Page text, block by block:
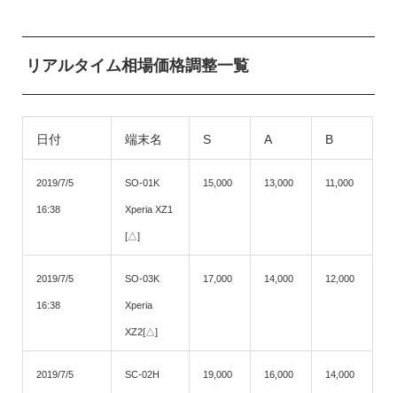
リアルタイム相場価格調整一覧
日付 端末名 S A B
2019/7/5
16:38
SO-01K
Xperia XZ1
[△]
15,000 13,000 11,000
2019/7/5
16:38
SO-03K
Xperia
XZ2[△]
17,000 14,000 12,000
2019/7/5 SC-02H 19,000 16,000 14,000